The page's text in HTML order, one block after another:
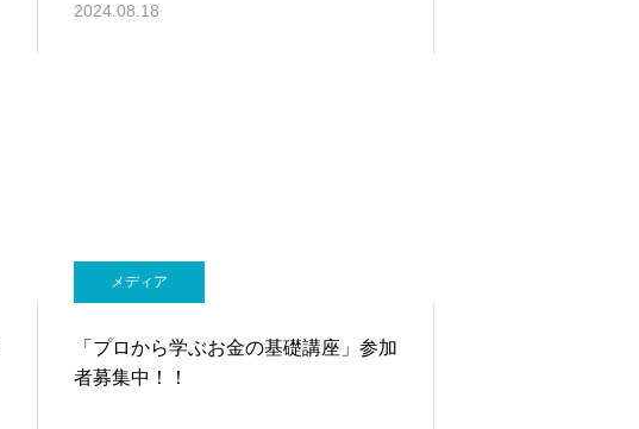
2024.08.18
メディア
「プロから学ぶお金の基礎講座」参加
者募集中！！